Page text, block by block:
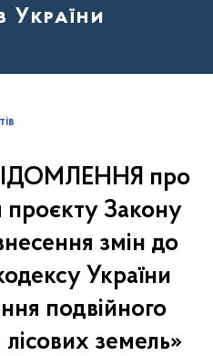
України
про
Закону
змін до
України
подвійного
земель»